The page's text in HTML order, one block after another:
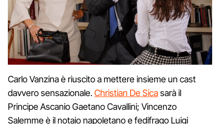
Carlo Vanzina è riuscito a mettere insieme un cast
davvero sensazionale.Christian De Sicasarà il
Principe Ascanio Gaetano Cavallini; Vincenzo
Salemme è il notaio napoletano e fedifrago Luigi